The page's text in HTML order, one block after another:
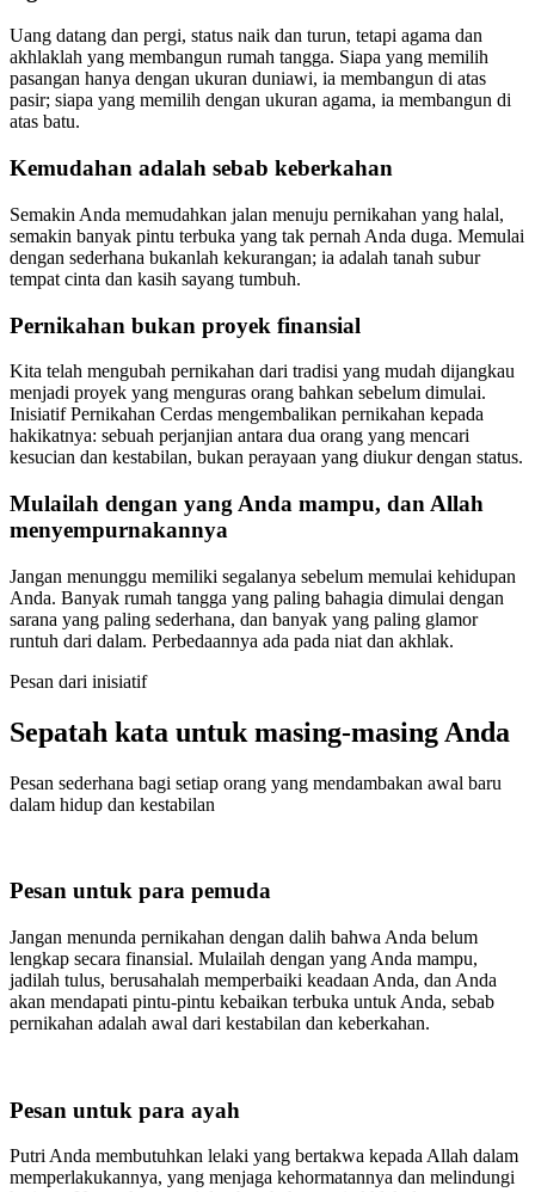
Uang datang dan pergi, status naik dan turun, tetapi agama dan
akhlaklah yang membangun rumah tangga. Siapa yang memilih
pasangan hanya dengan ukuran duniawi, ia membangun di atas
pasir; siapa yang memilih dengan ukuran agama, ia membangun di
atas batu.
Kemudahan adalah sebab keberkahan
Semakin Anda memudahkan jalan menuju pernikahan yang halal,
semakin banyak pintu terbuka yang tak pernah Anda duga. Memulai
dengan sederhana bukanlah kekurangan; ia adalah tanah subur
tempat cinta dan kasih sayang tumbuh.
Pernikahan bukan proyek finansial
Kita telah mengubah pernikahan dari tradisi yang mudah dijangkau
menjadi proyek yang menguras orang bahkan sebelum dimulai.
Inisiatif Pernikahan Cerdas mengembalikan pernikahan kepada
hakikatnya: sebuah perjanjian antara dua orang yang mencari
kesucian dan kestabilan, bukan perayaan yang diukur dengan status.
Mulailah dengan yang Anda mampu, dan Allah
menyempurnakannya
Jangan menunggu memiliki segalanya sebelum memulai kehidupan
Anda. Banyak rumah tangga yang paling bahagia dimulai dengan
sarana yang paling sederhana, dan banyak yang paling glamor
runtuh dari dalam. Perbedaannya ada pada niat dan akhlak.
Pesan dari inisiatif
Sepatah kata untuk masing-masing Anda
Pesan sederhana bagi setiap orang yang mendambakan awal baru
dalam hidup dan kestabilan
Pesan untuk para pemuda
Jangan menunda pernikahan dengan dalih bahwa Anda belum
lengkap secara finansial. Mulailah dengan yang Anda mampu,
jadilah tulus, berusahalah memperbaiki keadaan Anda, dan Anda
akan mendapati pintu-pintu kebaikan terbuka untuk Anda, sebab
pernikahan adalah awal dari kestabilan dan keberkahan.
Pesan untuk para ayah
Putri Anda membutuhkan lelaki yang bertakwa kepada Allah dalam
memperlakukannya, yang menjaga kehormatannya dan melindungi